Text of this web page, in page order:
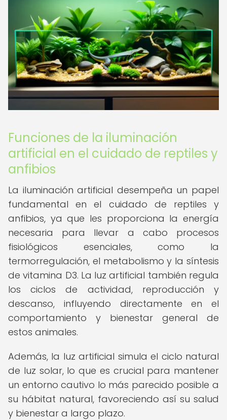
Funciones de la iluminación
artificial en el cuidado de reptiles y
anfibios
La iluminación artificial desempeña un papel
fundamental en el cuidado de reptiles y
anfibios, ya que les proporciona la energía
necesaria para llevar a cabo procesos
fisiológicos esenciales, como la
termorregulación, el metabolismo y la síntesis
de vitamina D3. La luz artificial también regula
los ciclos de actividad, reproducción y
descanso, influyendo directamente en el
comportamiento y bienestar general de
estos animales.
Además, la luz artificial simula el ciclo natural
de luz solar, lo que es crucial para mantener
un entorno cautivo lo más parecido posible a
su hábitat natural, favoreciendo así su salud
y bienestar a largo plazo.